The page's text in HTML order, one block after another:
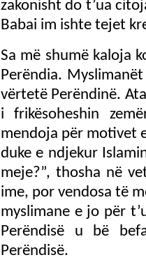
zakonisht do t’ua
Babai im ishte tejet
Sa më shumë kaloja
Perëndia.
vërtetë Perëndinë.
i frikësoheshin
mendoja për motivet
duke e ndjekur
meje?”, thosha në
ime, por vendosa të
myslimane e jo për
Perëndisë u bë
Perëndisë.